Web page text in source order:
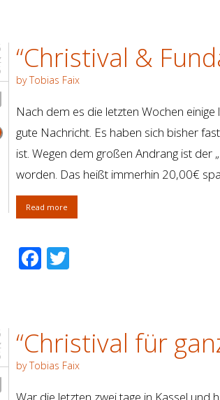
Facebook
Twitter
“Christival &
by Tobias Faix
Nach dem es die letzten Wochen
gute Nachricht. Es haben sich bisher
ist. Wegen dem großen Andrang ist der
worden. Das heißt immerhin 20,00€
Read more
Facebook
“Christival für
by Tobias Faix
War die letzten zwei tage in Kassel und